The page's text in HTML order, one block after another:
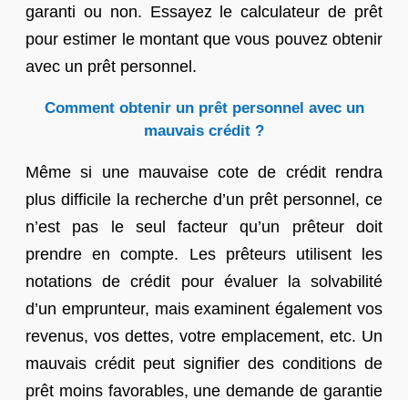
garanti ou non. Essayez le calculateur de prêt
pour estimer le montant que vous pouvez obtenir
avec un prêt personnel.
Comment obtenir un prêt personnel avec un
mauvais crédit ?
Même si une mauvaise cote de crédit rendra
plus difficile la recherche d’un prêt personnel, ce
n’est pas le seul facteur qu’un prêteur doit
prendre en compte. Les prêteurs utilisent les
notations de crédit pour évaluer la solvabilité
d’un emprunteur, mais examinent également vos
revenus, vos dettes, votre emplacement, etc. Un
mauvais crédit peut signifier des conditions de
prêt moins favorables, une demande de garantie